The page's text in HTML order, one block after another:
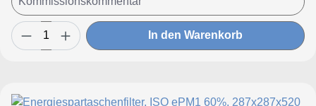
In den Warenkorb